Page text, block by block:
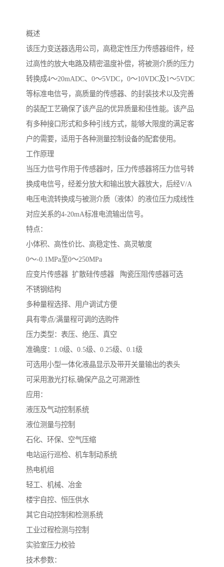
概述
该压力变送器选用公司，高稳定性压力传感器组件，经
过高性的放大电路及精密温度补偿，将被测介质的压力
转换成4～20mADC、0～5VDC，0～10VDC及1～5VDC
等标准电信号，高质量的传感器、的封装技术以及完善
的装配工艺确保了该产品的优异质量和佳性能。该产品
有多种接口形式和多种引线方式，能够大限度的满足客
户的需要，适用于各种测量控制设备的配套使用。
工作原理
当压力信号作用于传感器时，压力传感器将压力信号转
换成电信号，经差分放大和输出放大器放大，后经V/A
电压电流转换成与被测介质（液体）的液位压力成线性
对应关系的4-20mA标准电流输出信号。
特点：
小体积、高性价比、高稳定性、高灵敏度
0～-0.1MPa至0～250MPa
应变片传感器 扩散硅传感器 陶瓷压阻传感器可选
不锈钢结构
多种量程选择、用户调试方便
具有零点/满量程可调的选购件
压力类型：表压、绝压、真空
准确度：1.0级、0.5级、0.25级、0.1级
可选用小型一体化液晶显示及带开关量输出的表头
可采用激光打标,确保产品之可溯源性
应用：
液压及气动控制系统
液位测量与控制
石化、环保、空气压缩
电站运行巡检、机车制动系统
热电机组
轻工、机械、冶金
楼宇自控、恒压供水
其它自动控制和检测系统
工业过程检测与控制
实验室压力校验
技术参数：